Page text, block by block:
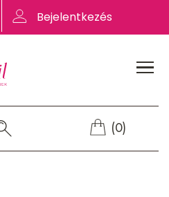
Bejelentkezés
(0)